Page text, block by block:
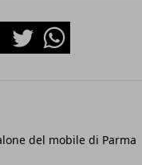
TwitterWhatsapp
del mobile di Parma